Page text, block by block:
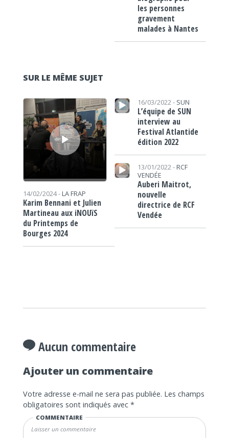
les personnes
gravement
malades à Nantes
SUR LE MÊME SUJET
Lecteur audio
14/02/2024 - LA FRAP
Karim Bennani et Julien
Martineau aux iNOUïS
du Printemps de
Bourges 2024
Lecteur audio 16/03/2022 - SUN
L’équipe de SUN
interview au
Festival Atlantide
édition 2022
Lecteur audio
13/01/2022 - RCF
VENDÉE
Auberi Maitrot,
nouvelle
directrice de RCF
Vendée
Aucun commentaire
Ajouter un commentaire
Votre adresse e-mail ne sera pas publiée. Les champs
obligatoires sont indiqués avec *
COMMENTAIRE